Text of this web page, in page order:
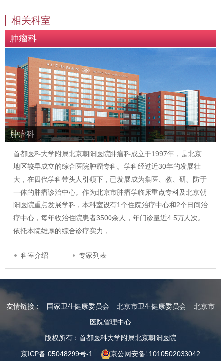
相关科室
肿瘤科
肿瘤科
首都医科大学附属北京朝阳医院肿瘤科成立于1997年，是北京
地区较早成立的综合医院肿瘤专科。学科经过近30年的发展壮
大，在四代学科带头人引领下，已发展成为集医、教、研、防于
一体的肿瘤诊治中心。作为北京市肿瘤学临床重点专科及北京朝
阳医院重点发展学科，本科室设有1个住院治疗中心和2个日间治
疗中心，每年收治住院患者3500余人，年门诊量近4.5万人次。
依托本院雄厚的综合诊疗实力，…
科室介绍 专家列表
友情链接： 国家卫生健康委员会 北京市卫生健康委员会
北京市
医院管理中心
版权所有：首都医科大学附属北京朝阳医院
京ICP备 05048299号-1
京公网安备11010502033042